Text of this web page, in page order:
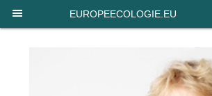
EUROPEECOLOGIE.EU